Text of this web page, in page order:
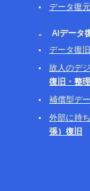
データ復
AIデータ
データ復
故人のデ
復旧・整理
補償型デ
外部に持
張）復旧